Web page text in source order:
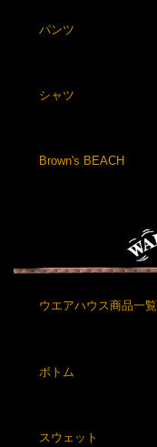
パンツ
シャツ
Brown's BEACH
ウエアハウス商品一覧
ボトム
スウェット